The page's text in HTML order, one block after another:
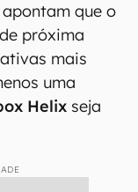
que o
próxima
mais
uma
Helix seja